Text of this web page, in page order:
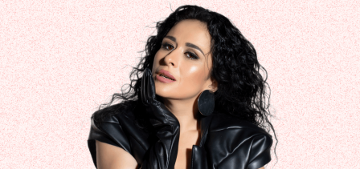
Перейти
к
содержимому